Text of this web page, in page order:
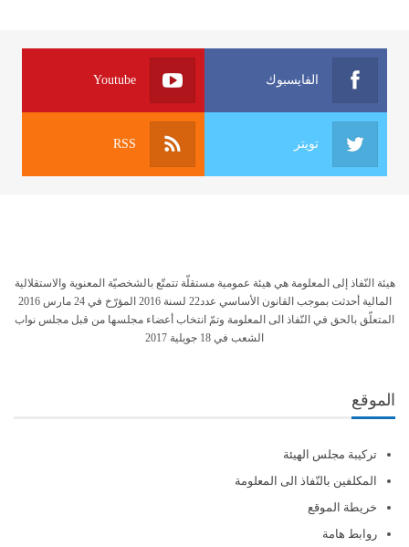
الفايسبوك Youtube
تويتر RSS
هيئة النّفاذ إلى المعلومة هي هيئة عمومية مستقلّة تتمتّع بالشخصيّة المعنوية والاستقلالية
المالية أحدثت بموجب القانون الأساسي عدد22 لسنة 2016 المؤرّخ في 24 مارس 2016
المتعلّق بالحق في النّفاذ الى المعلومة وتمّ انتخاب أعضاء مجلسها من قبل مجلس نواب
الشعب في 18 جويلية 2017
الموقع
تركيبة مجلس الهيئة
المكلفين بالنّفاذ الى المعلومة
خريطة الموقع
روابط هامة